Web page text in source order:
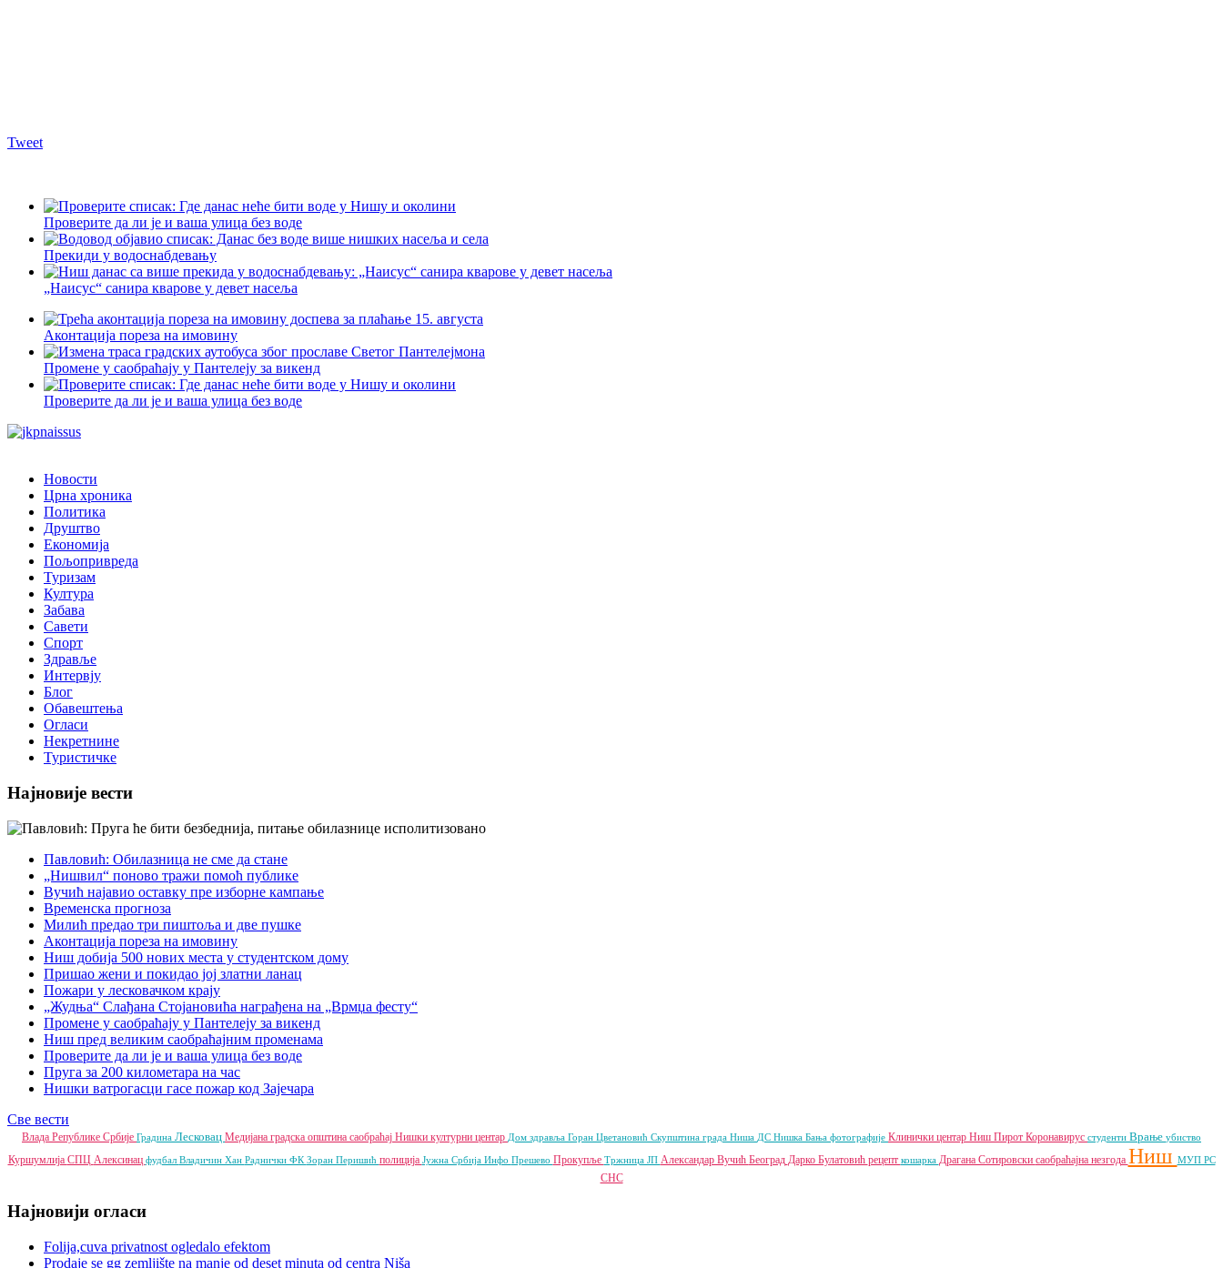
Tweet
Проверите да ли је и ваша улица без воде
Прекиди у водоснабдевању
„Наисус“ санира кварове у девет насеља
Аконтација пореза на имовину
Промене у саобраћају у Пантелеју за викенд
Проверите да ли је и ваша улица без воде
Новости
Црна хроника
Политика
Друштво
Економија
Пољопривреда
Туризам
Култура
Забава
Савети
Спорт
Здравље
Интервју
Блог
Обавештења
Огласи
Некретнине
Туристичке
Најновије вести
Павловић: Обилазница не сме да стане
„Нишвил“ поново тражи помоћ публике
Вучић најавио оставку пре изборне кампање
Временска прогноза
Милић предао три пиштоља и две пушке
Аконтација пореза на имовину
Ниш добија 500 нових места у студентском дому
Пришао жени и покидао јој златни ланац
Пожари у лесковачком крају
„Жудња“ Слађана Стојановића награђена на „Врмџа фесту“
Промене у саобраћају у Пантелеју за викенд
Ниш пред великим саобраћајним променама
Проверите да ли је и ваша улица без воде
Пруга за 200 километара на час
Нишки ватрогасци гасе пожар код Зајечара
Све вести
Влада Републике Србије Градина Лесковац Медијана градска општина саобраћај Нишки културни центар Дом здравља Горан Цветановић Скупштина града Ниша ДС Нишка Бања фотографије Клинички центар Ниш Пирот Коронавирус студенти Врање убиство
Куршумлија СПЦ Алексинац фудбал Владичин Хан Раднички ФК Зоран Перишић полиција Јужна Србија Инфо Прешево Прокупље Тржница ЈП Александар Вучић Београд Дарко Булатовић рецепт кошарка Драгана Сотировски саобраћајна незгода Ниш МУП РС
СНС
Најновији огласи
Folija,cuva privatnost ogledalo efektom
Prodaje se gg zemljište na manje od deset minuta od centra Niša